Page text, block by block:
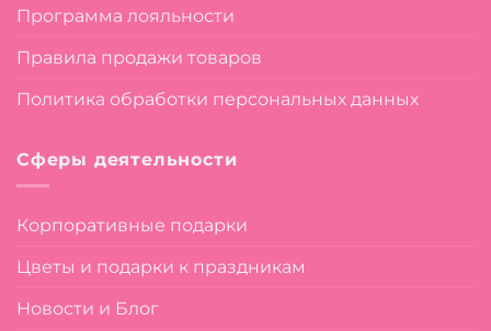
Программа лояльности
Правила продажи товаров
Политика обработки персональных данных
Сферы деятельности
Корпоративные подарки
Цветы и подарки к праздникам
Новости и Блог